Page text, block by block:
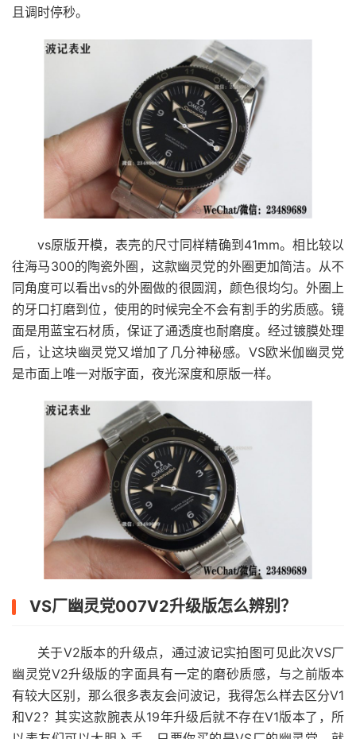
且调时停秒。
vs原版开模，表壳的尺寸同样精确到41mm。相比较以
往海马300的陶瓷外圈，这款幽灵党的外圈更加简洁。从不
同角度可以看出vs的外圈做的很圆润，颜色很均匀。外圈上
的牙口打磨到位，使用的时候完全不会有割手的劣质感。镜
面是用蓝宝石材质，保证了通透度也耐磨度。经过镀膜处理
后，让这块幽灵党又增加了几分神秘感。VS欧米伽幽灵党
是市面上唯一对版字面，夜光深度和原版一样。
VS厂幽灵党007V2升级版怎么辨别？
关于V2版本的升级点，通过波记实拍图可见此次VS厂
幽灵党V2升级版的字面具有一定的磨砂质感，与之前版本
有较大区别，那么很多表友会问波记，我得怎么样去区分V1
和V2？其实这款腕表从19年升级后就不存在V1版本了，所